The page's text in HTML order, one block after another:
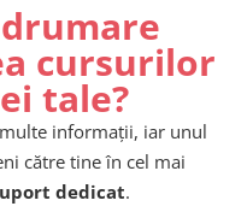
cursurilor
tale?
informații, iar unul
către tine în cel mai
dedicat.